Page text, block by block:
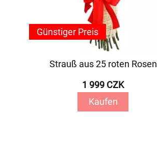
Strauß aus 25 roten Rosen
1 999 CZK
Kaufen
Günstiger Preis